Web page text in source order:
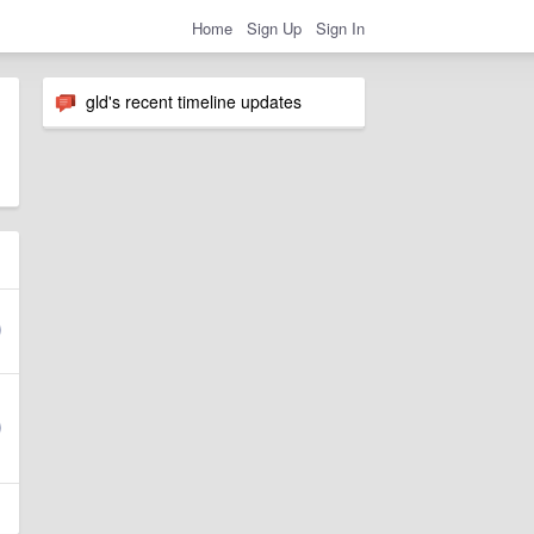
Home Sign Up Sign In
gld's recent timeline updates